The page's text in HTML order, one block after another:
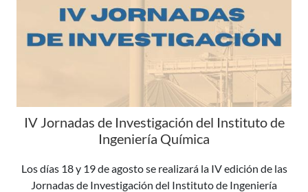
IV Jornadas de Investigación del Instituto de
Ingeniería Química
Los días 18 y 19 de agosto se realizará la IV edición de las
Jornadas de Investigación del Instituto de Ingeniería